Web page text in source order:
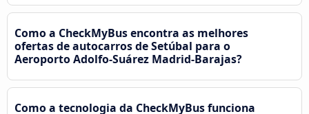
Como a CheckMyBus encontra as melhores
ofertas de autocarros de Setúbal para o
Aeroporto Adolfo-Suárez Madrid-Barajas?
Como a tecnologia da CheckMyBus funciona